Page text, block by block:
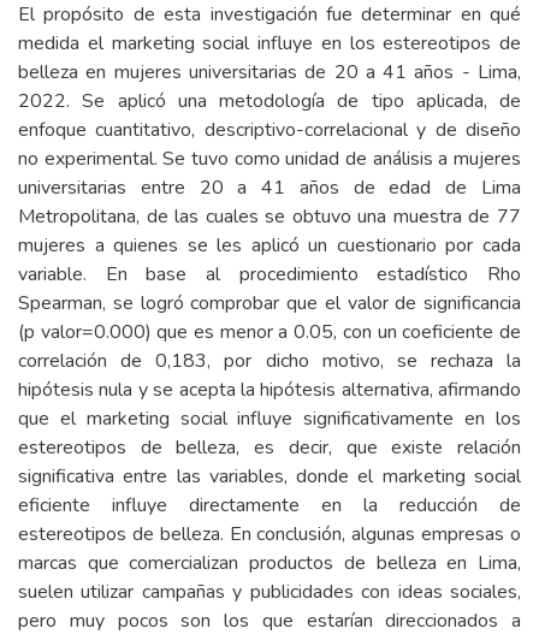
El propósito de esta investigación fue determinar en qué
medida el marketing social influye en los estereotipos de
belleza en mujeres universitarias de 20 a 41 años - Lima,
2022. Se aplicó una metodología de tipo aplicada, de
enfoque cuantitativo, descriptivo-correlacional y de diseño
no experimental. Se tuvo como unidad de análisis a mujeres
universitarias entre 20 a 41 años de edad de Lima
Metropolitana, de las cuales se obtuvo una muestra de 77
mujeres a quienes se les aplicó un cuestionario por cada
variable. En base al procedimiento estadístico Rho
Spearman, se logró comprobar que el valor de significancia
(p valor=0.000) que es menor a 0.05, con un coeficiente de
correlación de 0,183, por dicho motivo, se rechaza la
hipótesis nula y se acepta la hipótesis alternativa, afirmando
que el marketing social influye significativamente en los
estereotipos de belleza, es decir, que existe relación
significativa entre las variables, donde el marketing social
eficiente influye directamente en la reducción de
estereotipos de belleza. En conclusión, algunas empresas o
marcas que comercializan productos de belleza en Lima,
suelen utilizar campañas y publicidades con ideas sociales,
pero muy pocos son los que estarían direccionados a